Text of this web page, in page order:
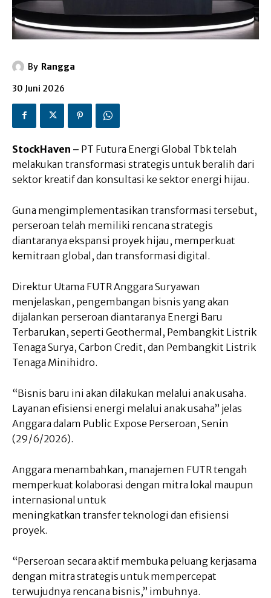
By Rangga
30 Juni 2026
StockHaven – PT Futura Energi Global Tbk telah
melakukan transformasi strategis untuk beralih dari
sektor kreatif dan konsultasi ke sektor energi hijau.
Guna mengimplementasikan transformasi tersebut,
perseroan telah memiliki rencana strategis
diantaranya ekspansi proyek hijau, memperkuat
kemitraan global, dan transformasi digital.
Direktur Utama FUTR Anggara Suryawan
menjelaskan, pengembangan bisnis yang akan
dijalankan perseroan diantaranya Energi Baru
Terbarukan, seperti Geothermal, Pembangkit Listrik
Tenaga Surya, Carbon Credit, dan Pembangkit Listrik
Tenaga Minihidro.
“Bisnis baru ini akan dilakukan melalui anak usaha.
Layanan efisiensi energi melalui anak usaha” jelas
Anggara dalam Public Expose Perseroan, Senin
(29/6/2026).
Anggara menambahkan, manajemen FUTR tengah
memperkuat kolaborasi dengan mitra lokal maupun
internasional untuk
meningkatkan transfer teknologi dan efisiensi
proyek.
“Perseroan secara aktif membuka peluang kerjasama
dengan mitra strategis untuk mempercepat
terwujudnya rencana bisnis,” imbuhnya.